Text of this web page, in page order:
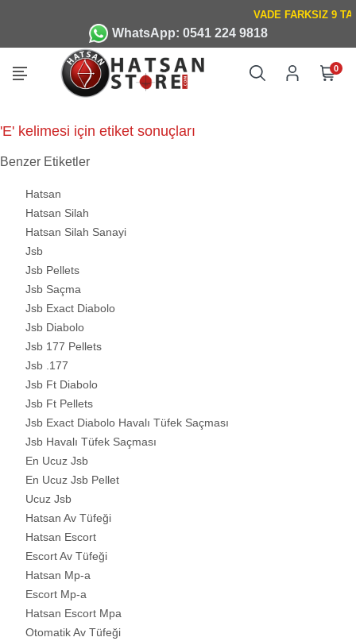
WhatsApp: 0541 224 9818
0
'E' kelimesi için etiket sonuçları
Benzer Etiketler
Hatsan
Hatsan Silah
Hatsan Silah Sanayi
Jsb
Jsb Pellets
Jsb Saçma
Jsb Exact Diabolo
Jsb Diabolo
Jsb 177 Pellets
Jsb .177
Jsb Ft Diabolo
Jsb Ft Pellets
Jsb Exact Diabolo Havalı Tüfek Saçması
Jsb Havalı Tüfek Saçması
En Ucuz Jsb
En Ucuz Jsb Pellet
Ucuz Jsb
Hatsan Av Tüfeği
Hatsan Escort
Escort Av Tüfeği
Hatsan Mp-a
Escort Mp-a
Hatsan Escort Mpa
Otomatik Av Tüfeği